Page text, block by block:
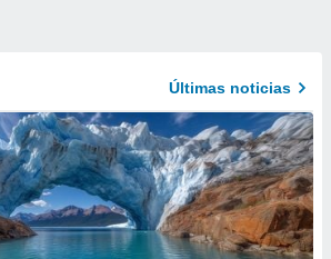
Últimas noticias